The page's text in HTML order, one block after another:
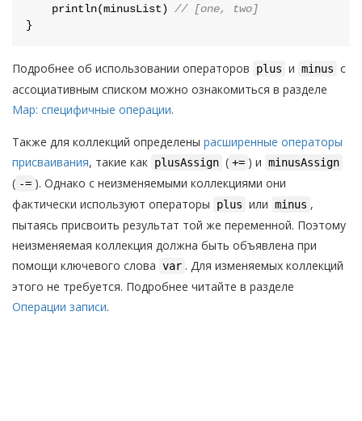
    println(minusList)
// [one, two]
Подробнее об использовании операторов plus и minus с
ассоциативным списком можно ознакомиться в разделе
Map: специфичные операции.
Также для коллекций определены расширенные операторы
присваивания, такие как plusAssign ( += ) и minusAssign
( -= ). Однако с неизменяемыми коллекциями они
фактически используют операторы
plus или minus ,
пытаясь присвоить результат той же переменной. Поэтому
неизменяемая коллекция должна быть объявлена при
помощи ключевого слова var . Для изменяемых коллекций
этого не требуется. Подробнее читайте в разделе
Операции записи.